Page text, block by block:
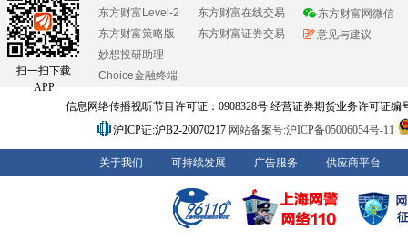
扫一扫下载
APP
东方财富Level-2
东方财富策略版
妙想投研助理
Choice金融终端
东方财富在线交易
东方财富证券交易
东方财富网微信
意见与建议
信息网络传播视听节目许可证：0908328号 经营证券期货业务许可证编
沪ICP证:沪B2-20070217 网站备案号:沪ICP备05006054号-11
关于我们 可持续发展 广告服务 供应商平台